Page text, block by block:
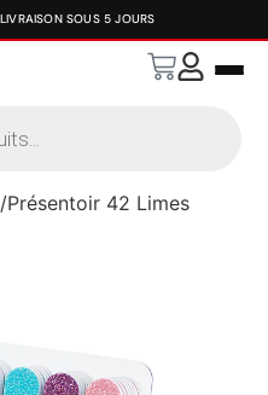
/Présentoir 42 Limes